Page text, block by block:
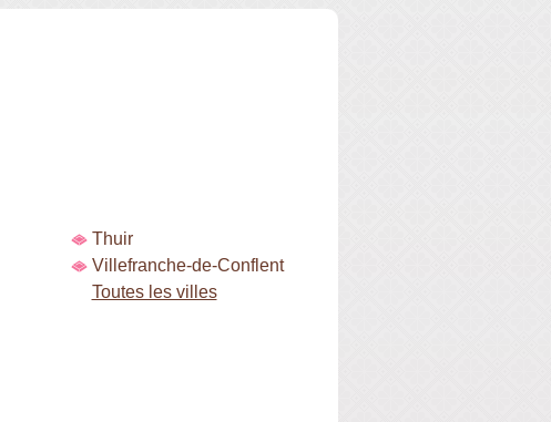
Thuir
Villefranche-de-Conflent
Toutes les villes